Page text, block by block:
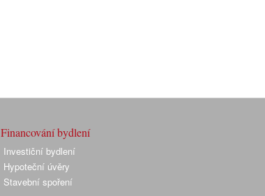
Financování bydlení
Investiční bydlení
Hypoteční úvěry
Stavební spoření